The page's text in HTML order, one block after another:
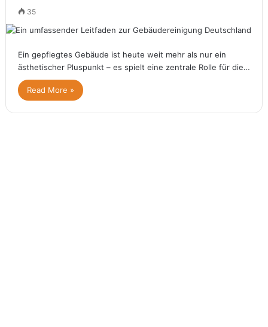
35
Ein gepflegtes Gebäude ist heute weit mehr als nur ein
ästhetischer Pluspunkt – es spielt eine zentrale Rolle für die…
Read More »